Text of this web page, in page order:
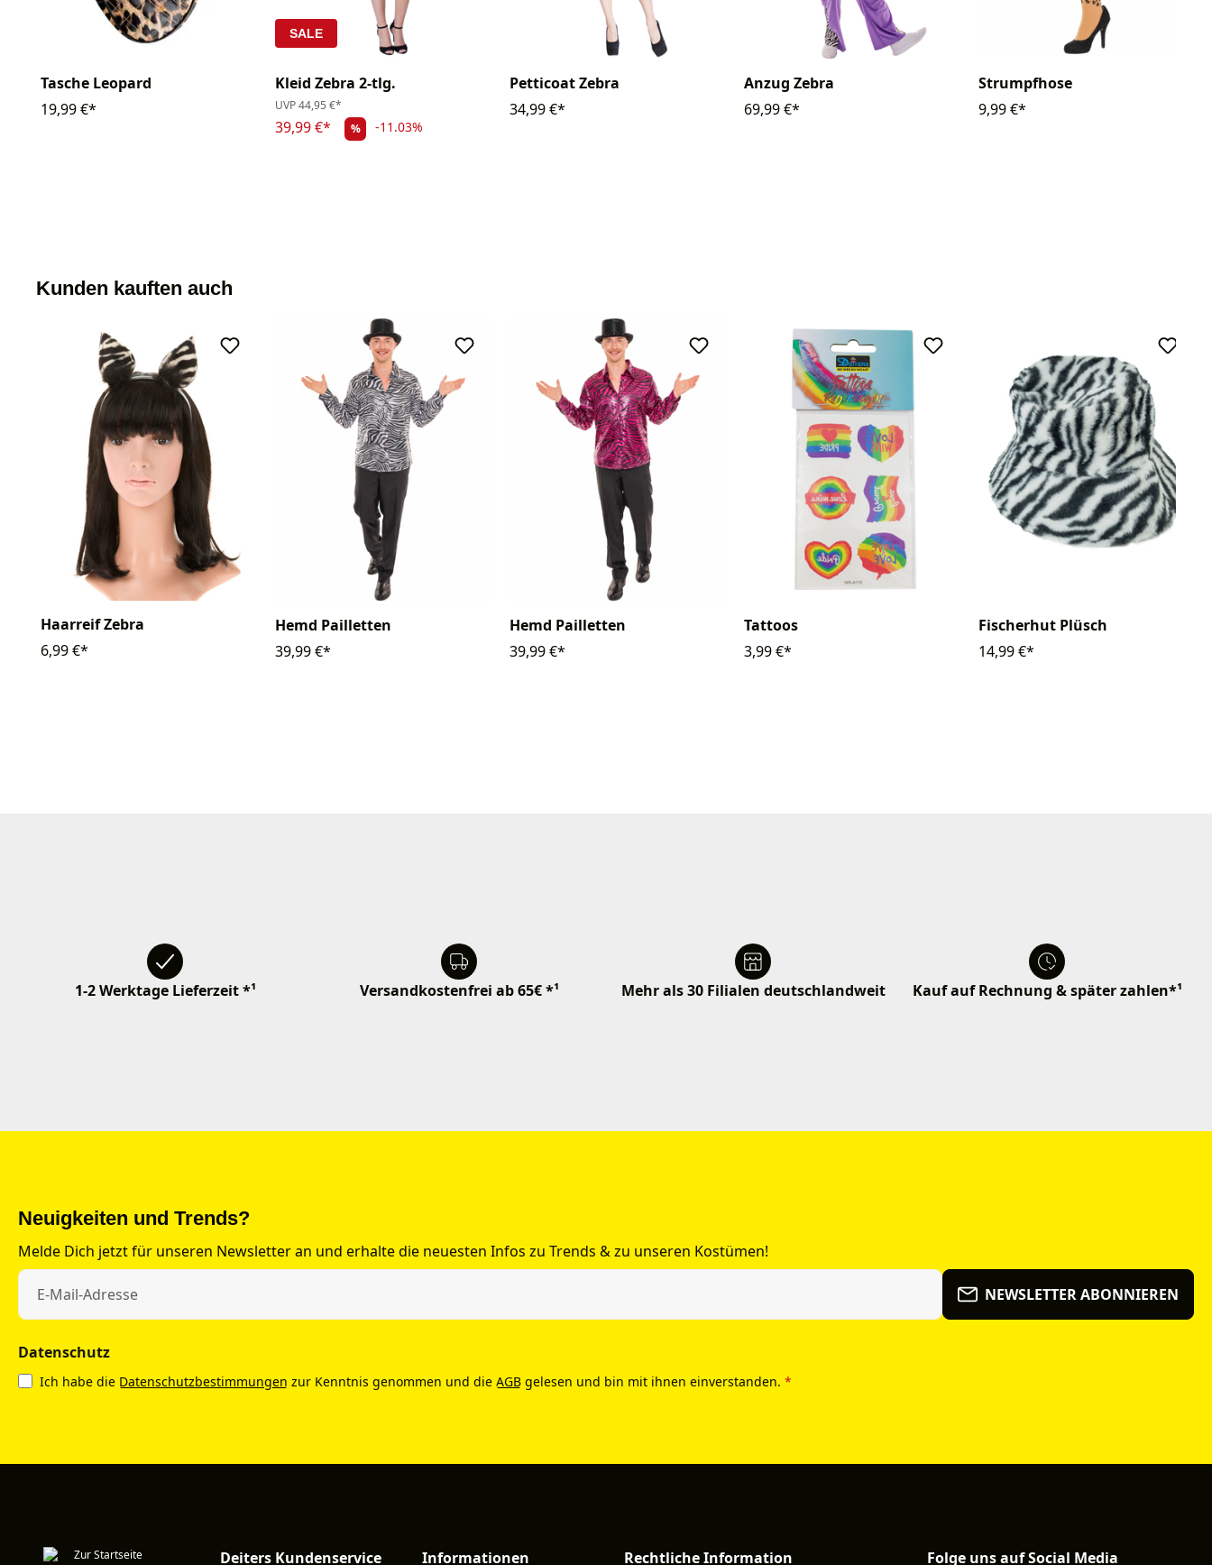
Tasche Leopard
19,99 €*
SALE
Kleid Zebra 2-tlg.
UVP44,95 €*
39,99 €* % -11.03%
Petticoat Zebra
34,99 €*
Anzug Zebra
69,99 €*
Strumpfhose
9,99 €*
Kunden kauften auch
Haarreif Zebra
6,99 €*
Hemd Pailletten
39,99 €*
Hemd Pailletten
39,99 €*
Tattoos
3,99 €*
Fischerhut Plüsch
14,99 €*
1-2 Werktage Lieferzeit *¹ Versandkostenfrei ab 65€ *¹ Mehr als 30 Filialen deutschlandweit Kauf auf Rechnung & später zahlen*¹
Neuigkeiten und Trends?
Melde Dich jetzt für unseren Newsletter an und erhalte die neuesten Infos zu Trends & zu unseren Kostümen!
NEWSLETTER ABONNIEREN
Datenschutz
Ich habe die Datenschutzbestimmungen zur Kenntnis genommen und die AGB gelesen und bin mit ihnen einverstanden. *
Deiters Kundenservice Informationen Rechtliche Information Folge uns auf Social Media